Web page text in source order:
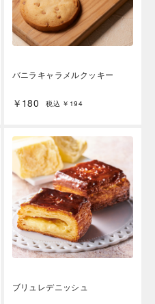
バニラキャラメルクッキー
￥180 税込 ￥194
ブリュレデニッシュ
海外 Overseas shops
Indonesia
Singapore
Malaysia
Hong Kong
Vietnam